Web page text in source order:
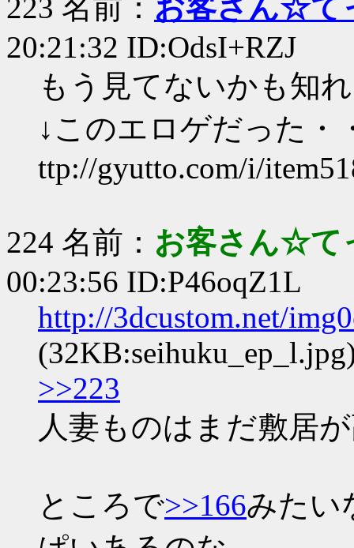
223 名前： お客さん☆て
20:21:32 ID:OdsI+RZJ
もう見てないかも知
↓このエロゲだった・
ttp://gyutto.com/i/
224 名前： お客さん☆て
00:23:56 ID:P46oqZ1L
http://3dcustom.net/
>>223
人妻ものはまだ敷居
ところで>>166みたい